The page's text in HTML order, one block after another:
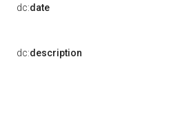
dc:date
dc:description